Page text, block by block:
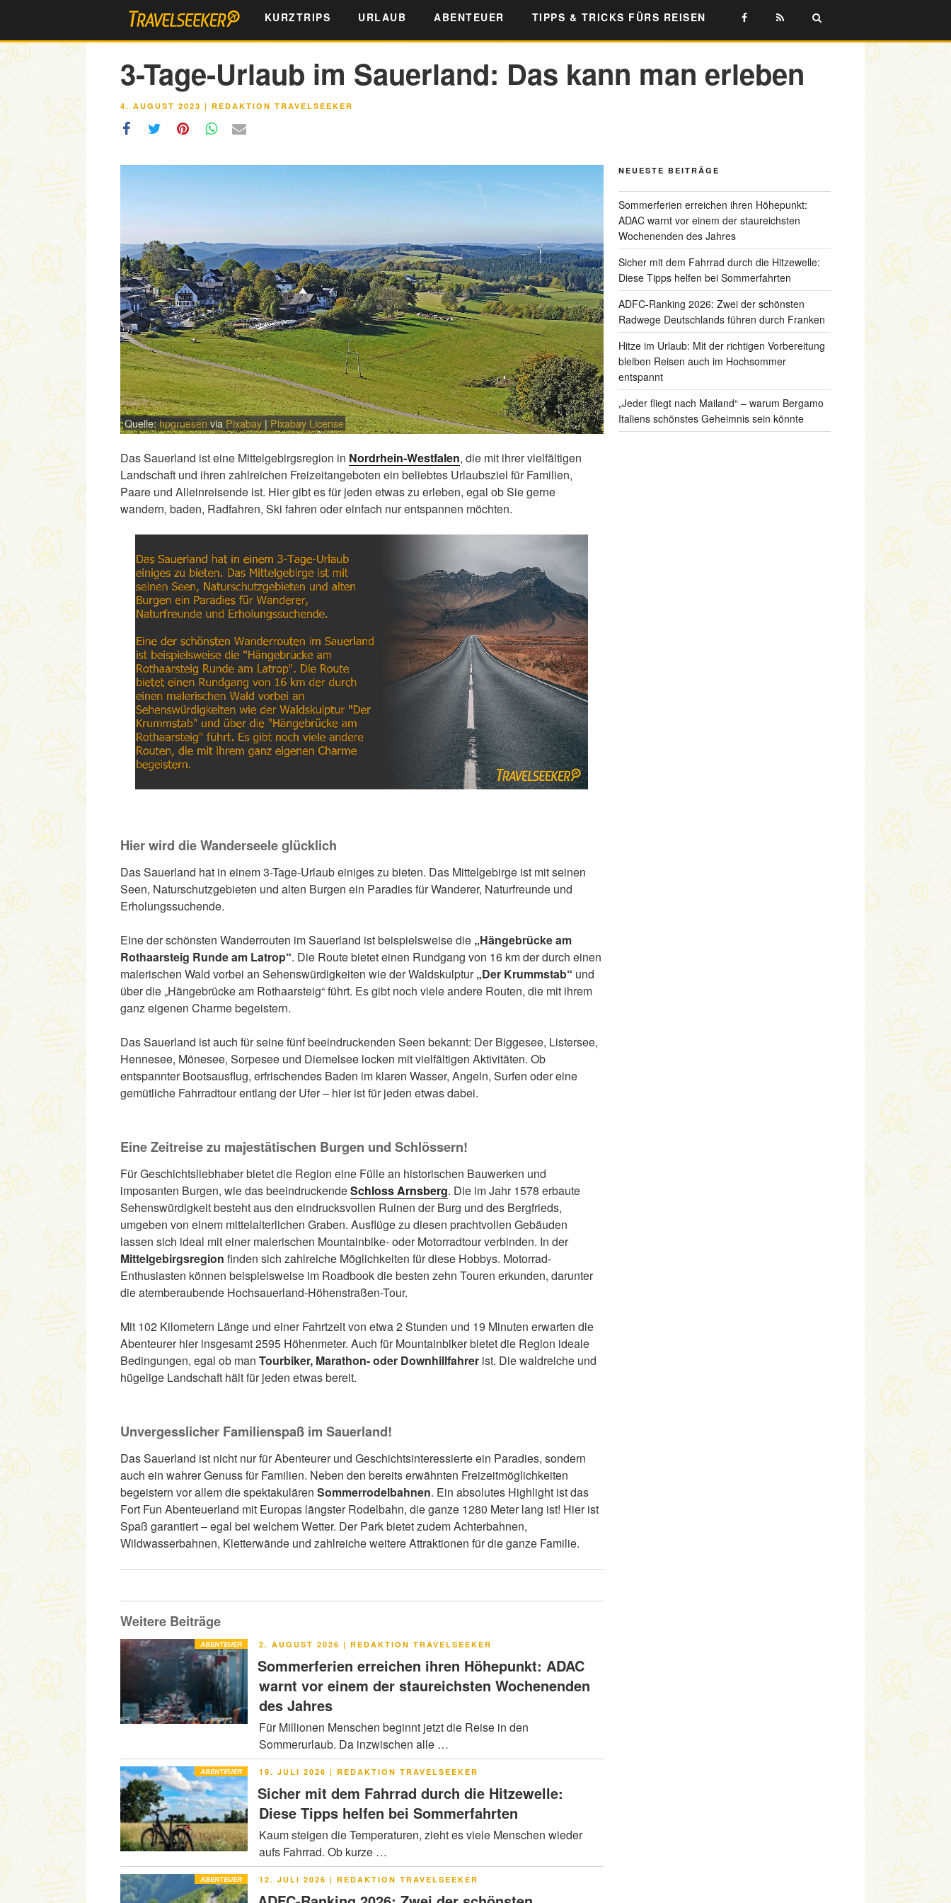
springen
KURZTRIPS URLAUB ABENTEUER TIPPS & TRICKS FÜRS REISEN
3-Tage-Urlaub im Sauerland: Das kann man erleben
VERÖFFENTLICHT
4. AUGUST 2023 | REDAKTION TRAVELSEEKER
Quelle:hpgruesenviaPixabay|Pixabay License
Das Sauerland ist eine Mittelgebirgsregion in Nordrhein-Westfalen, die mit ihrer vielfältigen
Landschaft und ihren zahlreichen Freizeitangeboten ein beliebtes Urlaubsziel für Familien,
Paare und Alleinreisende ist. Hier gibt es für jeden etwas zu erleben, egal ob Sie gerne
wandern, baden, Radfahren, Ski fahren oder einfach nur entspannen möchten.
Hier wird die Wanderseele glücklich
Das Sauerland hat in einem 3-Tage-Urlaub einiges zu bieten. Das Mittelgebirge ist mit seinen
Seen, Naturschutzgebieten und alten Burgen ein Paradies für Wanderer, Naturfreunde und
Erholungssuchende.
Eine der schönsten Wanderrouten im Sauerland ist beispielsweise die „Hängebrücke am
Rothaarsteig Runde am Latrop“. Die Route bietet einen Rundgang von 16 km der durch einen
malerischen Wald vorbei an Sehenswürdigkeiten wie der Waldskulptur„Der Krummstab“ und
über die „Hängebrücke am Rothaarsteig“ führt. Es gibt noch viele andere Routen, die mit ihrem
ganz eigenen Charme begeistern.
Das Sauerland ist auch für seine fünf beeindruckenden Seen bekannt: Der Biggesee, Listersee,
Hennesee, Mönesee, Sorpesee und Diemelsee locken mit vielfältigen Aktivitäten. Ob
entspannter Bootsausflug, erfrischendes Baden im klaren Wasser, Angeln, Surfen oder eine
gemütliche Fahrradtour entlang der Ufer – hier ist für jeden etwas dabei.
Eine Zeitreise zu majestätischen Burgen und Schlössern!
Für Geschichtsliebhaber bietet die Region eine Fülle an historischen Bauwerken und
imposanten Burgen, wie das beeindruckendeSchloss Arnsberg. Die im Jahr 1578 erbaute
Sehenswürdigkeit besteht aus den eindrucksvollen Ruinen der Burg und des Bergfrieds,
umgeben von einem mittelalterlichen Graben. Ausflüge zu diesen prachtvollen Gebäuden
lassen sich ideal mit einer malerischen Mountainbike- oder Motorradtour verbinden. In der
Mittelgebirgsregion finden sich zahlreiche Möglichkeiten für diese Hobbys. Motorrad-
Enthusiasten können beispielsweise im Roadbook die besten zehn Touren erkunden, darunter
die atemberaubende Hochsauerland-Höhenstraßen-Tour.
Mit 102 Kilometern Länge und einer Fahrtzeit von etwa 2 Stunden und 19 Minuten erwarten die
Abenteurer hier insgesamt 2595 Höhenmeter. Auch für Mountainbiker bietet die Region ideale
Bedingungen, egal ob man Tourbiker, Marathon- oder Downhillfahrer ist. Die waldreiche und
hügelige Landschaft hält für jeden etwas bereit.
Unvergesslicher Familienspaß im Sauerland!
Das Sauerland ist nicht nur für Abenteurer und Geschichtsinteressierte ein Paradies, sondern
auch ein wahrer Genuss für Familien. Neben den bereits erwähnten Freizeitmöglichkeiten
begeistern vor allem die spektakulären Sommerrodelbahnen. Ein absolutes Highlight ist das
Fort Fun Abenteuerland mit Europas längster Rodelbahn, die ganze 1280 Meter lang ist! Hier ist
Spaß garantiert – egal bei welchem Wetter. Der Park bietet zudem Achterbahnen,
Wildwasserbahnen, Kletterwände und zahlreiche weitere Attraktionen für die ganze Familie.
Weitere Beiträge
ABENTEUER
VERÖFFENTLICHT
2. AUGUST 2026 | REDAKTION TRAVELSEEKER
Sommerferien erreichen ihren Höhepunkt: ADAC
warnt vor einem der staureichsten Wochenenden
des Jahres
Für Millionen Menschen beginnt jetzt die Reise in den
Sommerurlaub. Da inzwischen alle …
ABENTEUER
VERÖFFENTLICHT
19. JULI 2026 | REDAKTION TRAVELSEEKER
Sicher mit dem Fahrrad durch die Hitzewelle:
Diese Tipps helfen bei Sommerfahrten
Kaum steigen die Temperaturen, zieht es viele Menschen wieder
aufs Fahrrad. Ob kurze …
ABENTEUER
VERÖFFENTLICHT
12. JULI 2026 | REDAKTION TRAVELSEEKER
NEUESTE BEITRÄGE
Sommerferien erreichen ihren Höhepunkt:
ADAC warnt vor einem der staureichsten
Wochenenden des Jahres
Sicher mit dem Fahrrad durch die Hitzewelle:
Diese Tipps helfen bei Sommerfahrten
ADFC-Ranking 2026: Zwei der schönsten
Radwege Deutschlands führen durch Franken
Hitze im Urlaub: Mit der richtigen Vorbereitung
bleiben Reisen auch im Hochsommer
entspannt
„Jeder fliegt nach Mailand“ – warum Bergamo
Italiens schönstes Geheimnis sein könnte